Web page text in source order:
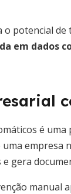
o potencial
em dados
é
empresa
gera
manual